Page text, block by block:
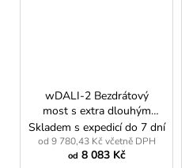
wDALI-2 Bezdrátový
most s extra dlouhým
dosahem
Skladem s expedicí do 7 dní
od 9 780,43 Kč včetně DPH
od 8 083 Kč